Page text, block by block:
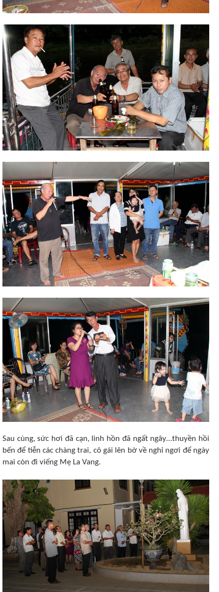
Sau cùng, sức hơi đã cạn, linh hồn đã ngất ngây…thuyền hồi
bến để tiễn các chàng trai, cô gái lên bờ về nghỉ ngơi để ngày
mai còn đi viếng Mẹ La Vang.